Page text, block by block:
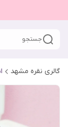
جستجو
گالری نقره مشهد